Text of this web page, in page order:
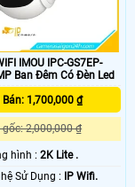
IMOU IPC-GS7EP-
3M0WE 3MP Ban Đêm Có Đèn Led
Bán: 1,700,000 ₫
gốc: 2,000,000 ₫
hình :2K Lite .
🕉️ Công Nghệ Sử Dụng : IP Wifi.